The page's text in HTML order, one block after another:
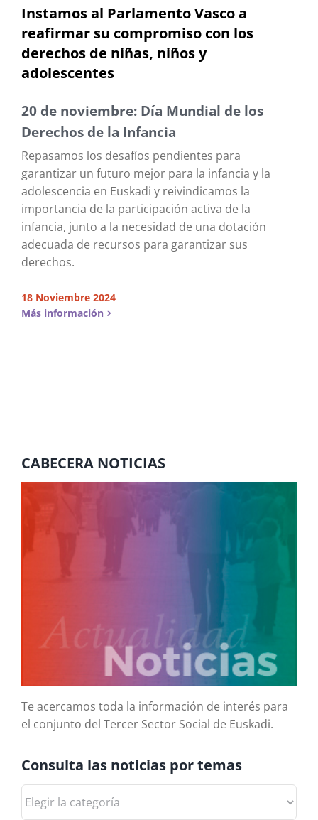
Instamos al Parlamento Vasco a
reafirmar su compromiso con los
derechos de niñas, niños y
adolescentes
20 de noviembre: Día Mundial de los
Derechos de la Infancia
Repasamos los desafíos pendientes para
garantizar un futuro mejor para la infancia y la
adolescencia en Euskadi y reivindicamos la
importancia de la participación activa de la
infancia, junto a la necesidad de una dotación
adecuada de recursos para garantizar sus
derechos.
18 Noviembre 2024
Más información
CABECERA NOTICIAS
Te acercamos toda la información de interés para
el conjunto del Tercer Sector Social de Euskadi.
Consulta las noticias por temas
las